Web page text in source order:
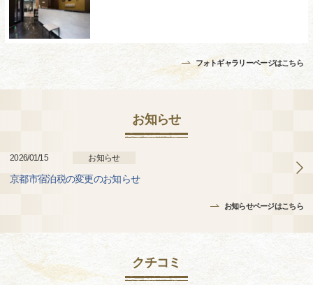
フォトギャラリーページはこちら
お知らせ
2026/01/15 お知らせ
京都市宿泊税の変更のお知らせ
お知らせページはこちら
クチコミ